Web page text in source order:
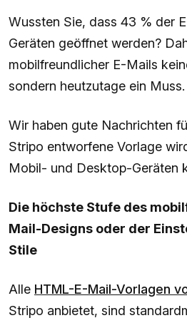
Wussten Sie, dass 43 % der
Geräten geöffnet werden?
mobilfreundlicher E-Mails
sondern heutzutage ein Muss.
Wir haben gute Nachrichten
Stripo entworfene Vorlage
Mobil- und Desktop-Geräten
Die höchste Stufe des
Mail-Designs oder der
Stile
Alle HTML-E-Mail-Vorlagen
Stripo anbietet, sind